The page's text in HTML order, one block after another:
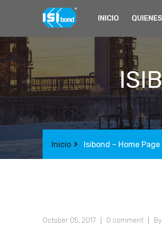
INICIO
Inicio Isibond – Home Page
October 05, 2017 0 comment